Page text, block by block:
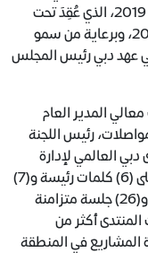
العالمي لإدارة المشاريع في دورته السادسة 2019، الذي عُقِدَ تحت
شعار (تنوّع الثقافات) من (10-7) ديسمبر 2019، وبرعاية من سمو
عهد دبي رئيس المجلس
المدير العام
رئيس اللجنة
العالمي لإدارة
المشاريع شهدت تنظيم (43) جلسة توزعت على (6) كلمات رئيسة و(7)
دورات تدريبية متخصصة و(3) حلقات نقاشية و(26) جلسة متزامنة
أكثر من
المشاريع في المنطقة